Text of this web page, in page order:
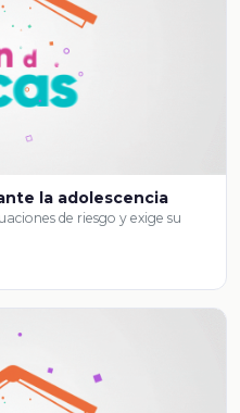
la adolescencia
de riesgo y exige su